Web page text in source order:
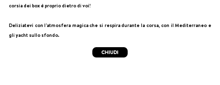
corsia dei box è proprio dietro di voi!
Deliziatevi con l'atmosfera magica che si respira durante la corsa, con il Mediterraneo e
gli yacht sullo sfondo.
CHIUDI